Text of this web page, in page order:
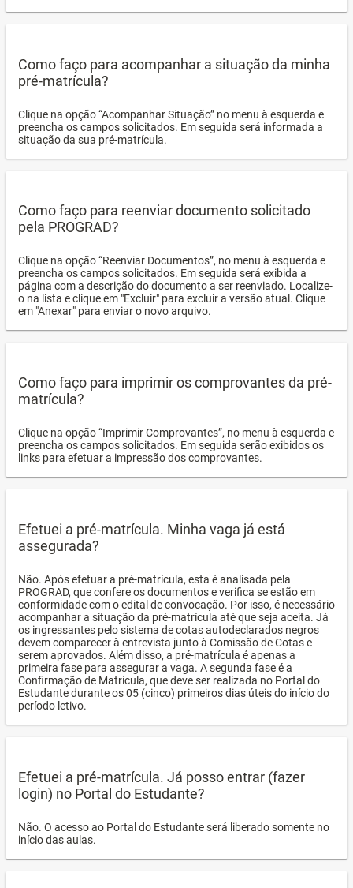
Como faço para acompanhar a situação da minha
pré-matrícula?
Clique na opção “Acompanhar Situação” no menu à esquerda e
preencha os campos solicitados. Em seguida será informada a
situação da sua pré-matrícula.
Como faço para reenviar documento solicitado
pela PROGRAD?
Clique na opção “Reenviar Documentos”, no menu à esquerda e
preencha os campos solicitados. Em seguida será exibida a
página com a descrição do documento a ser reenviado. Localize-
o na lista e clique em "Excluir" para excluir a versão atual. Clique
em "Anexar" para enviar o novo arquivo.
Como faço para imprimir os comprovantes da pré-
matrícula?
Clique na opção “Imprimir Comprovantes”, no menu à esquerda e
preencha os campos solicitados. Em seguida serão exibidos os
links para efetuar a impressão dos comprovantes.
Efetuei a pré-matrícula. Minha vaga já está
assegurada?
Não. Após efetuar a pré-matrícula, esta é analisada pela
PROGRAD, que confere os documentos e verifica se estão em
conformidade com o edital de convocação. Por isso, é necessário
acompanhar a situação da pré-matrícula até que seja aceita. Já
os ingressantes pelo sistema de cotas autodeclarados negros
devem comparecer à entrevista junto à Comissão de Cotas e
serem aprovados. Além disso, a pré-matrícula é apenas a
primeira fase para assegurar a vaga. A segunda fase é a
Confirmação de Matrícula, que deve ser realizada no Portal do
Estudante durante os 05 (cinco) primeiros dias úteis do início do
período letivo.
Efetuei a pré-matrícula. Já posso entrar (fazer
login) no Portal do Estudante?
Não. O acesso ao Portal do Estudante será liberado somente no
início das aulas.